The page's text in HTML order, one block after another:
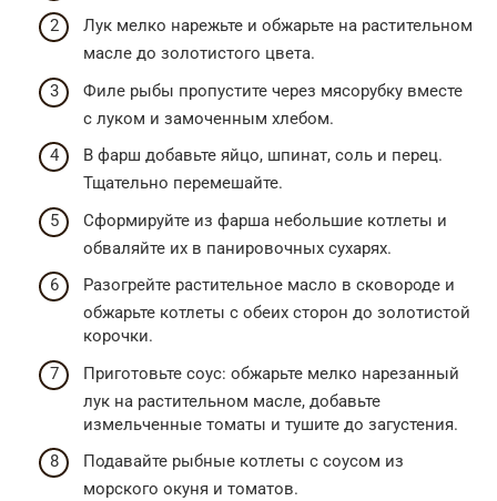
Лук мелко нарежьте и обжарьте на растительном
масле до золотистого цвета.
Филе рыбы пропустите через мясорубку вместе
с луком и замоченным хлебом.
В фарш добавьте яйцо, шпинат, соль и перец.
Тщательно перемешайте.
Сформируйте из фарша небольшие котлеты и
обваляйте их в панировочных сухарях.
Разогрейте растительное масло в сковороде и
обжарьте котлеты с обеих сторон до золотистой
корочки.
Приготовьте соус: обжарьте мелко нарезанный
лук на растительном масле, добавьте
измельченные томаты и тушите до загустения.
Подавайте рыбные котлеты с соусом из
морского окуня и томатов.